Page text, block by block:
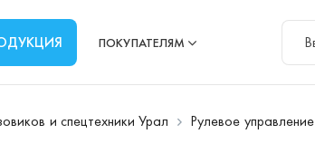
ПОКУПАТЕЛЯМ
и спецтехники Урал Рулевое управление